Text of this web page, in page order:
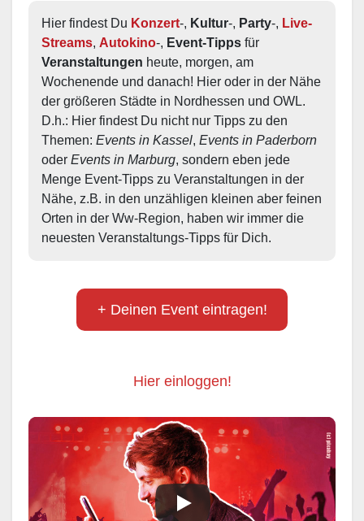
Hier findest Du Konzert-, Kultur-, Party-, Live-
Streams, Autokino-, Event-Tipps
Veranstaltungen heute, morgen, am
Wochenende und danach! Hier oder in der Nähe
der größeren Städte in Nordhessen und OWL.
D.h.: Hier findest Du nicht nur Tipps zu den
Themen: Events in Kassel, Events in Paderborn
oder Events in Marburg, sondern eben jede
Menge Event-Tipps zu Veranstaltungen in der
Nähe, z.B. in den unzähligen kleinen aber feinen
Orten in der Ww-Region, haben wir immer die
neuesten Veranstaltungs-Tipps für Dich.
+ Deinen Event eintragen!
Hier einloggen!